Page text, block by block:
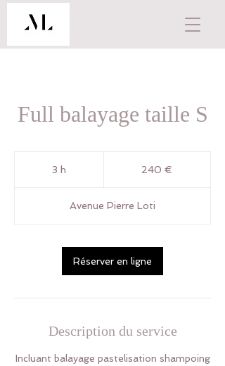
Full balayage taille S
3 h 240 €
Avenue Pierre Loti
Réserver en ligne
Description du service
Incluant balayage pastelisation shampoing